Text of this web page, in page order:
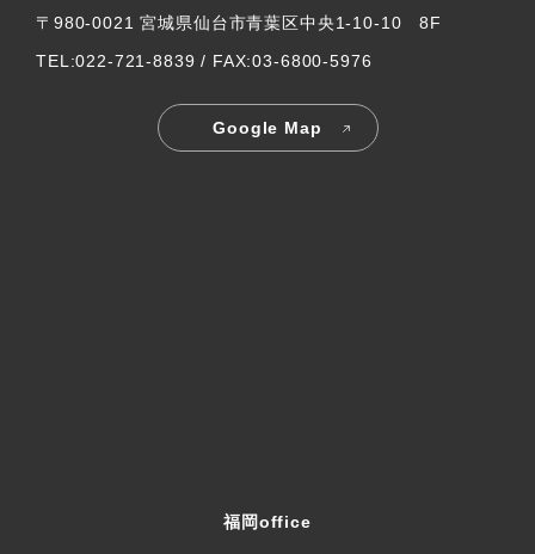
〒980-0021 宮城県仙台市青葉区中央1-10-10 8F
TEL:022-721-8839 / FAX:03-6800-5976
Google Map
福岡office